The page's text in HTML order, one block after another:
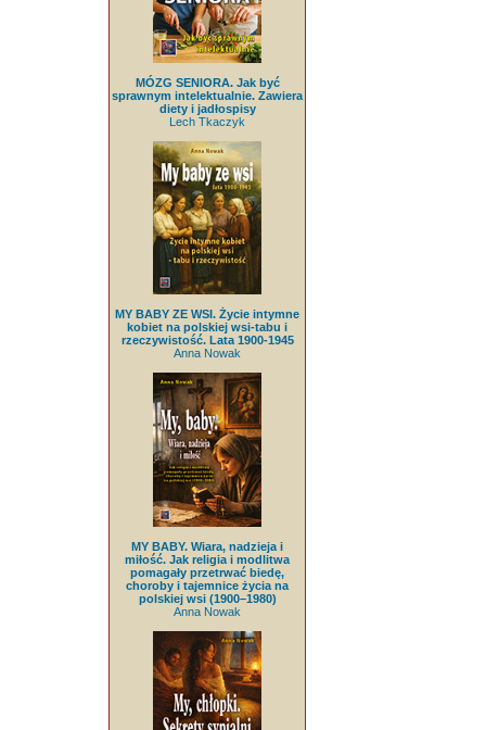
MÓZG SENIORA. Jak być
sprawnym intelektualnie. Zawiera
diety i jadłospisy
Lech Tkaczyk
MY BABY ZE WSI. Życie intymne
kobiet na polskiej wsi-tabu i
rzeczywistość. Lata 1900-1945
Anna Nowak
MY BABY. Wiara, nadzieja i
miłość. Jak religia i modlitwa
pomagały przetrwać biedę,
choroby i tajemnice życia na
polskiej wsi (1900–1980)
Anna Nowak